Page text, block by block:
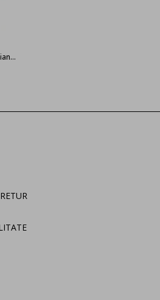
Geaca PAUL&SHARK, Loro Piana Metal Shark Fin Uomo